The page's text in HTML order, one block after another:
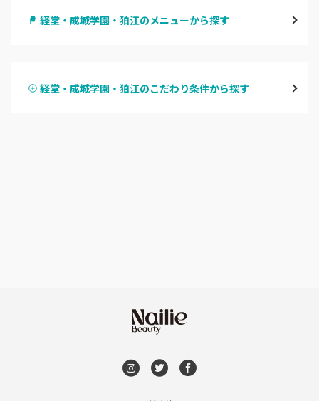
経堂・成城学園・狛江のメニューから探す
経堂・成城学園・狛江のこだわり条件から探す